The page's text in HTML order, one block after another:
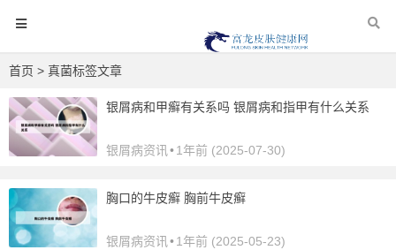
首页 > 真菌标签文章
银屑病和甲癣有关系吗 银屑病和指甲有什么关系
银屑病资讯 •1年前 (2025-07-30)
胸口的牛皮癣 胸前牛皮癣
银屑病资讯 •1年前 (2025-05-23)